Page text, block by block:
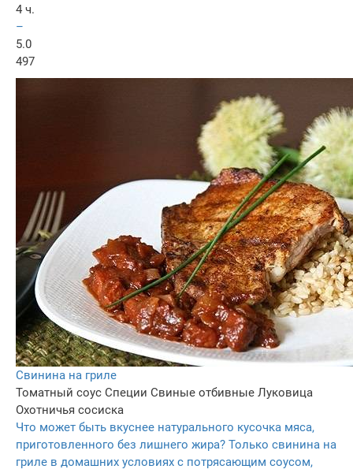
4 ч.
–
5.0
497
Свинина на гриле
Томатный соус Специи Свиные отбивные Луковица
Охотничья сосиска
Что может быть вкуснее натурального кусочка мяса,
приготовленного без лишнего жира? Только свинина на
гриле в домашних условиях с потрясающим соусом,